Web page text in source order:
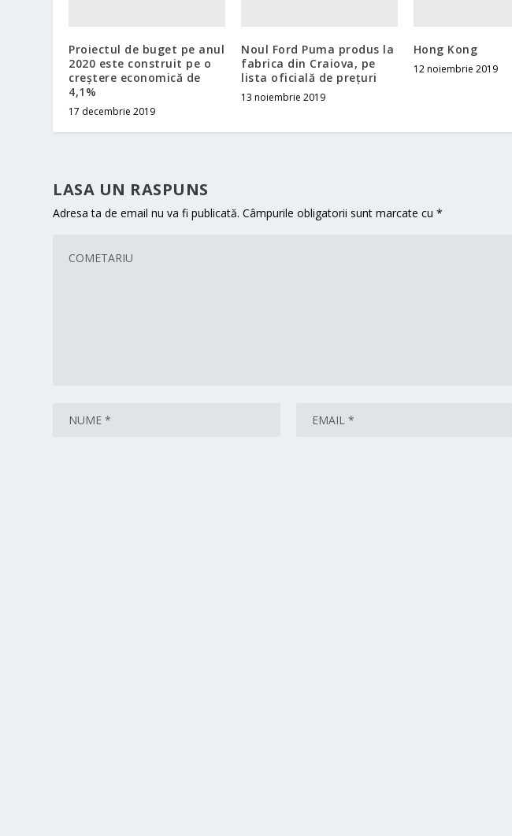
Proiectul de buget pe anul
2020 este construit pe o
creştere economică de
4,1%
17 decembrie 2019
Noul Ford Puma produs la
fabrica din Craiova, pe
lista oficială de preţuri
13 noiembrie 2019
Hong Kong
12 noiembrie 2019
LASA UN RASPUNS
Adresa ta de email nu va fi publicată. Câmpurile obligatorii sunt marcate cu*